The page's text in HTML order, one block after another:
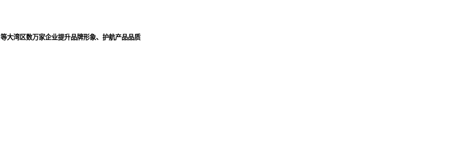
等大湾区数万家企业提升品牌形象、护航产品品质